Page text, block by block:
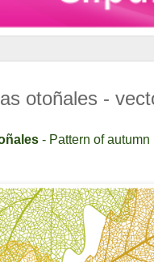
otoñales -
- Pattern of